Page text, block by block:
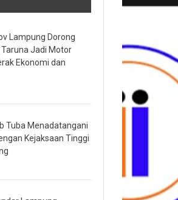
Lampung Dorong
Taruna Jadi Motor
Ekonomi dan
Tuba Menadatangani
Kejaksaan Tinggi